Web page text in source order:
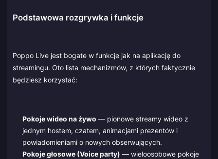
Podstawowa rozgrywka i funkcje
Poppo Live jest bogate w funkcje jak na aplikację do
streamingu. Oto lista mechanizmów, z których faktycznie
będziesz korzystać:
Pokoje wideo na żywo — pionowe streamy wideo z
jednym hostem, czatem, animacjami prezentów i
powiadomieniami o nowych obserwujących.
Pokoje głosowe (Voice party) — wieloosobowe pokoje